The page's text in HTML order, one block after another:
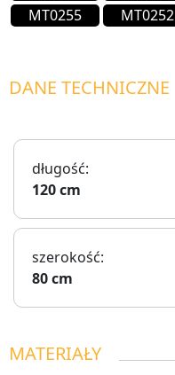
MT0255
MT0252
DANE TECHNICZNE
długość:
120 cm
szerokość:
80 cm
MATERIAŁY